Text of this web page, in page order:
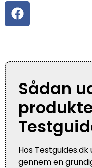
Sådan
Hos
gennem en